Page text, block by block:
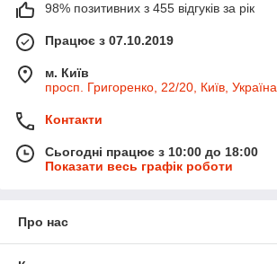
98% позитивних з 455 відгуків за рік
Працює з 07.10.2019
м. Київ
просп. Григоренко, 22/20, Київ, Україна
Контакти
Сьогодні працює з 10:00 до 18:00
Показати весь графік роботи
Про нас